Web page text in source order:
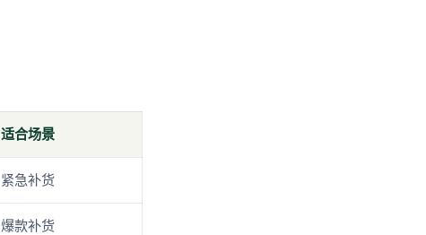
适合场景
紧急补货
爆款补货